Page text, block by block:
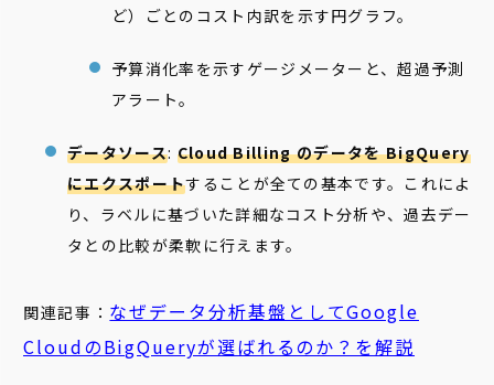
ど）ごとのコスト内訳を示す円グラフ。
予算消化率を示すゲージメーターと、超過予測
アラート。
データソース: Cloud Billing のデータを BigQuery
にエクスポートすることが全ての基本です。これによ
り、ラベルに基づいた詳細なコスト分析や、過去デー
タとの比較が柔軟に行えます。
関連記事： なぜデータ分析基盤としてGoogle
CloudのBigQueryが選ばれるのか？を解説